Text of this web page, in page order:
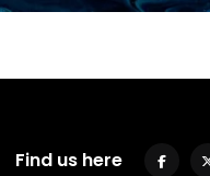
Find us here